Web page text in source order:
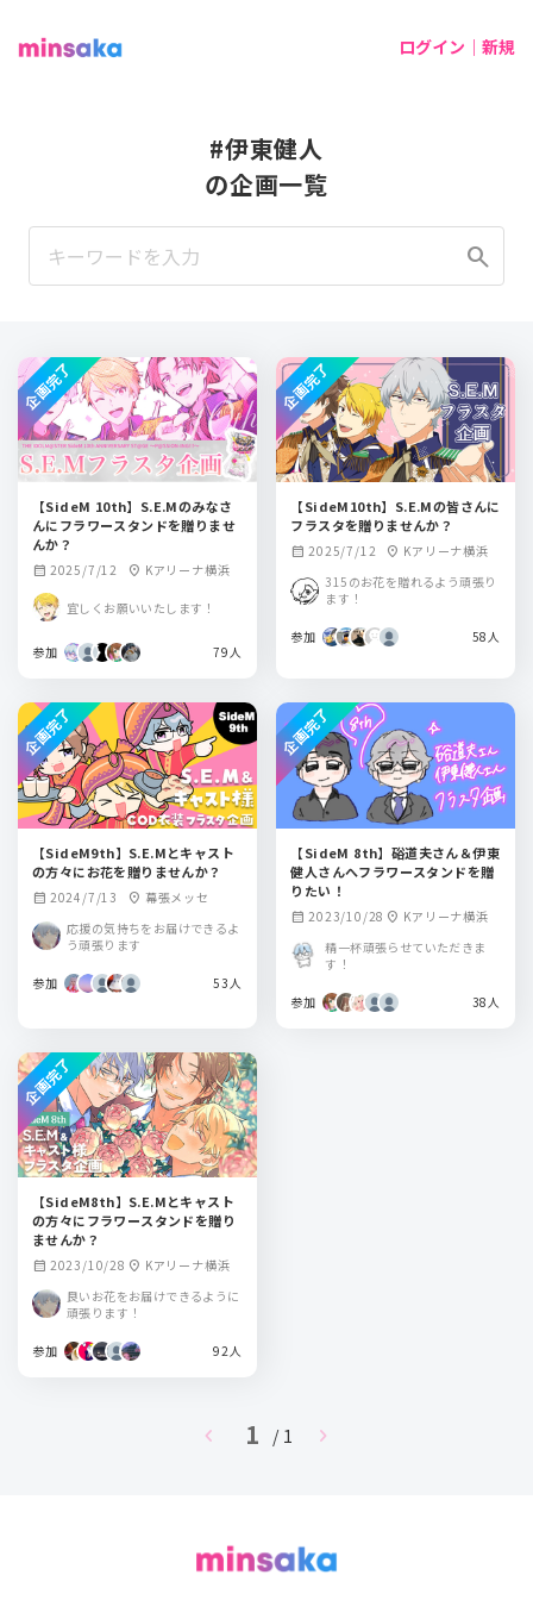
ログイン｜新規
#伊東健人
の企画一覧
search
【SideM 10th】S.E.Mのみなさ
んにフラワースタンドを贈りませ
んか？
calendar_month 2025/7/12 location_on Kアリーナ横浜
宜しくお願いいたします！
参加 79人
企画完了
【SideM10th】S.E.Mの皆さんに
フラスタを贈りませんか？
calendar_month 2025/7/12 location_on Kアリーナ横浜
315のお花を贈れるよう頑張り
ます！
参加 58人
企画完了
【SideM9th】S.E.Mとキャスト
の方々にお花を贈りませんか？
calendar_month 2024/7/13 location_on 幕張メッセ
応援の気持ちをお届けできるよ
う頑張ります
参加 53人
企画完了
【SideM 8th】硲道夫さん＆伊東
健人さんへフラワースタンドを贈
りたい！
calendar_month 2023/10/28 location_on Kアリーナ横浜
精一杯頑張らせていただきま
す！
参加 38人
企画完了
【SideM8th】S.E.Mとキャスト
の方々にフラワースタンドを贈り
ませんか？
calendar_month 2023/10/28 location_on Kアリーナ横浜
良いお花をお届けできるように
頑張ります！
参加 92人
企画完了
chevron_left 1 / 1 chevron_right